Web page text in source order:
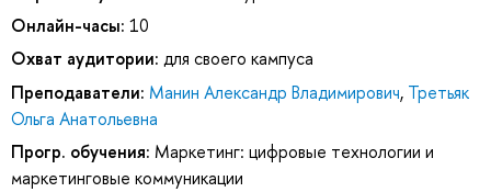
Онлайн-часы: 10
Охват аудитории: для своего кампуса
Преподаватели: Манин Александр Владимирович, Третьяк
Ольга Анатольевна
Прогр. обучения: Маркетинг: цифровые технологии и
маркетинговые коммуникации